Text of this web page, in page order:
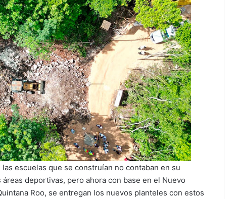
escuelas que se construían no contaban en su
deportivas, pero ahora con base en el Nuevo
Roo, se entregan los nuevos planteles con estos